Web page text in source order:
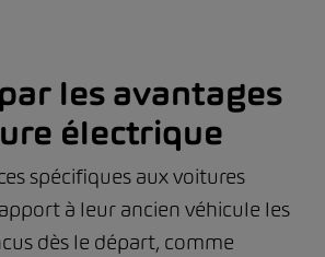
les avantages
électrique
spécifiques aux voitures
à leur ancien véhicule les
dès le départ, comme